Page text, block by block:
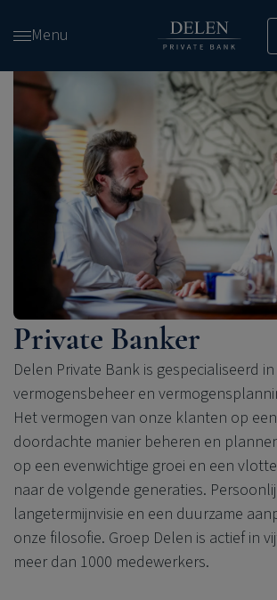
en
de
gaan
Menu
Private Banker
Delen Private Bank is gespecialiseerd
vermogensbeheer en
Het vermogen van onze klanten op
doordachte manier beheren en
op een evenwichtige groei en een
naar de volgende generaties.
langetermijnvisie en een duurzame
onze filosofie. Groep Delen is actief in
meer dan 1000 medewerkers.